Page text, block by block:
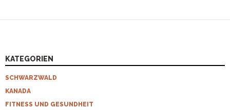
KATEGORIEN
SCHWARZWALD
KANADA
FITNESS UND GESUNDHEIT